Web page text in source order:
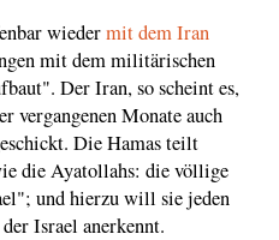
wiedermit dem Iran
mit dem militärischen
Der Iran, so scheint es,
vergangenen Monate auch
Die Hamas teilt
die Ayatollahs: die völlige
und hierzu will sie jeden
Israel anerkennt.